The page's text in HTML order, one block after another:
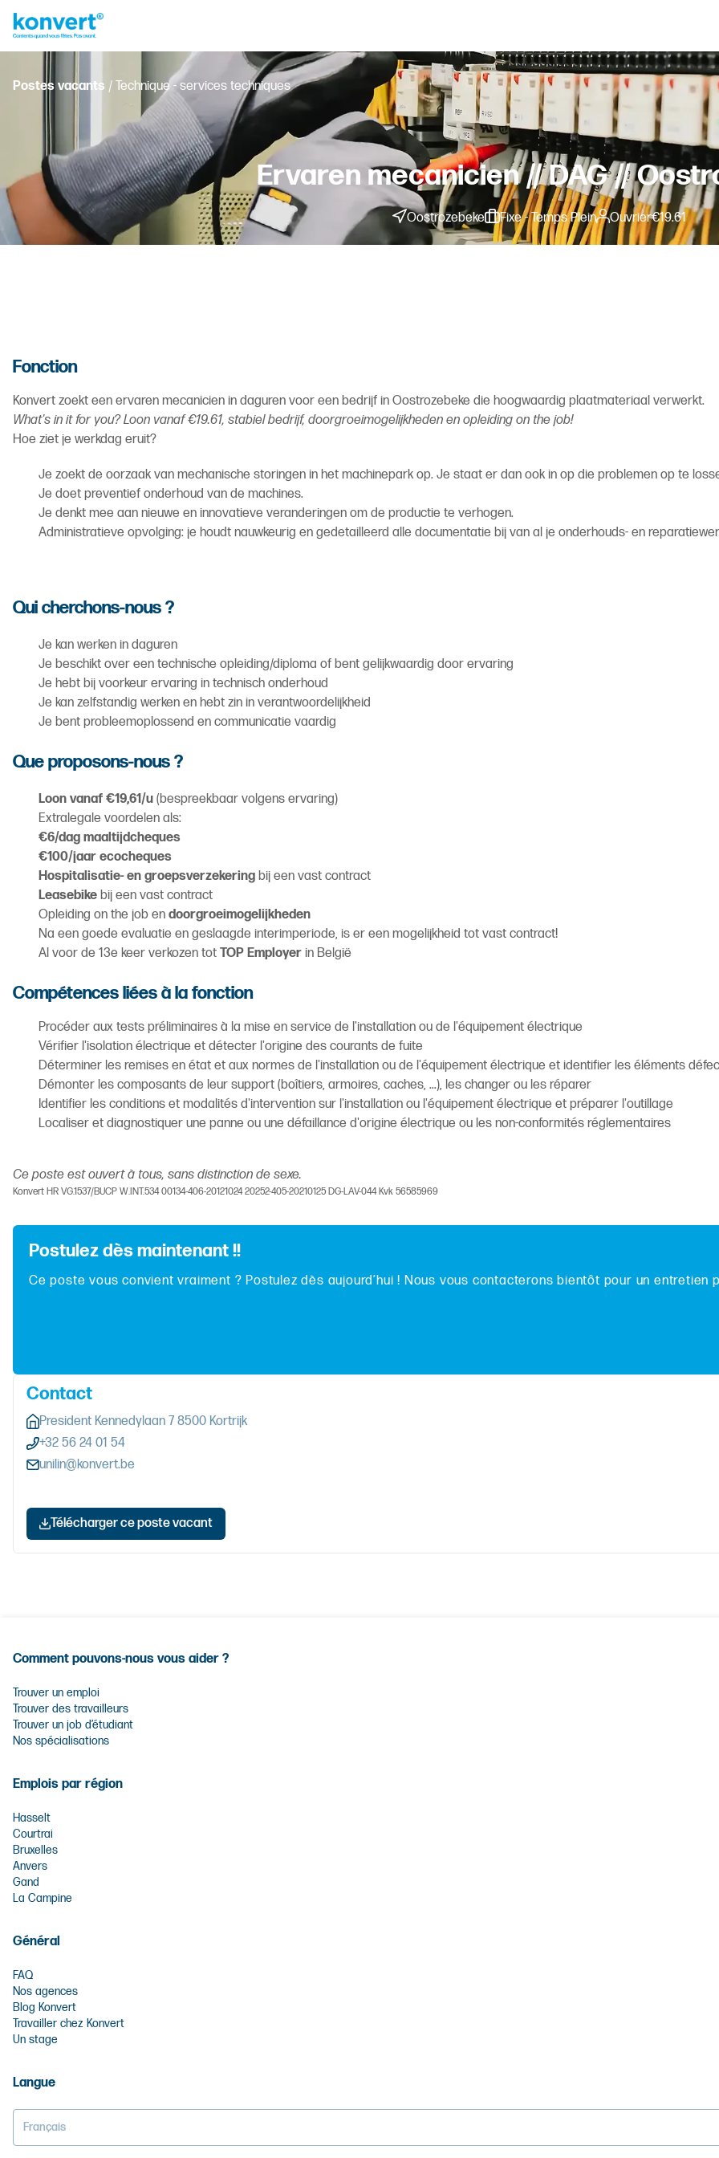
Postes vacants / Technique - services techniques
Ervaren mecanicien // DAG //
Oostrozebeke Fixe - Temps Plein Ouvrier€19.61
Fonction
Konvert zoekt een ervaren mecanicien in daguren voor een bedrijf in Oostrozebeke die hoogwaardig plaatmateriaal verwerkt.
What's in it for you? Loon vanaf €19.61, stabiel bedrijf, doorgroeimogelijkheden en opleiding on the job!
Hoe ziet je werkdag eruit?
Je zoekt de oorzaak van mechanische storingen in het machinepark op. Je staat er dan ook in op die problemen op te
Je doet preventief onderhoud van de machines.
Je denkt mee aan nieuwe en innovatieve veranderingen om de productie te verhogen.
Administratieve opvolging: je houdt nauwkeurig en gedetailleerd alle documentatie bij van al je onderhouds- en
Qui cherchons-nous ?
Je kan werken in daguren
Je beschikt over een technische opleiding/diploma of bent gelijkwaardig door ervaring
Je hebt bij voorkeur ervaring in technisch onderhoud
Je kan zelfstandig werken en hebt zin in verantwoordelijkheid
Je bent probleemoplossend en communicatie vaardig
Que proposons-nous ?
Loon vanaf €19,61/u (bespreekbaar volgens ervaring)
Extralegale voordelen als:
€6/dag maaltijdcheques
€100/jaar ecocheques
Hospitalisatie- en groepsverzekering bij een vast contract
Leasebike bij een vast contract
Opleiding on the job en doorgroeimogelijkheden
Na een goede evaluatie en geslaagde interimperiode, is er een mogelijkheid tot vast contract!
Al voor de 13e keer verkozen tot TOP Employer in België
Compétences liées à la fonction
Procéder aux tests préliminaires à la mise en service de l'installation ou de l'équipement électrique
Vérifier l'isolation électrique et détecter l'origine des courants de fuite
Déterminer les remises en état et aux normes de l'installation ou de l'équipement électrique et identifier les éléments
Démonter les composants de leur support (boîtiers, armoires, caches, ...), les changer ou les réparer
Identifier les conditions et modalités d'intervention sur l'installation ou l'équipement électrique et préparer l'outillage
Localiser et diagnostiquer une panne ou une défaillance d'origine électrique ou les non-conformités réglementaires
Ce poste est ouvert à tous, sans distinction de sexe.
Konvert HR VG.1537/BUCP W.INT.534 00134-406-20121024 20252-405-20210125 DG-LAV-044 Kvk 56585969
Postulez dès maintenant !!
Ce poste vous convient vraiment ? Postulez dès aujourd’hui ! Nous vous contacterons bientôt pour un entretien
Contact
President Kennedylaan 7 8500 Kortrijk
+32 56 24 01 54
unilin@konvert.be
Télécharger ce poste vacant
Comment pouvons-nous vous aider ?
Trouver un emploi
Trouver des travailleurs
Trouver un job d’étudiant
Nos spécialisations
Emplois par région
Hasselt
Courtrai
Bruxelles
Anvers
Gand
La Campine
Général
FAQ
Nos agences
Blog Konvert
Travailler chez Konvert
Un stage
Langue
Français